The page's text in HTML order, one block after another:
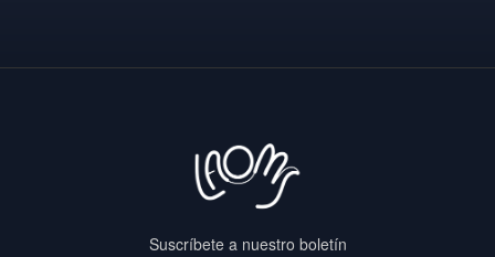
Suscríbete a nuestro boletín